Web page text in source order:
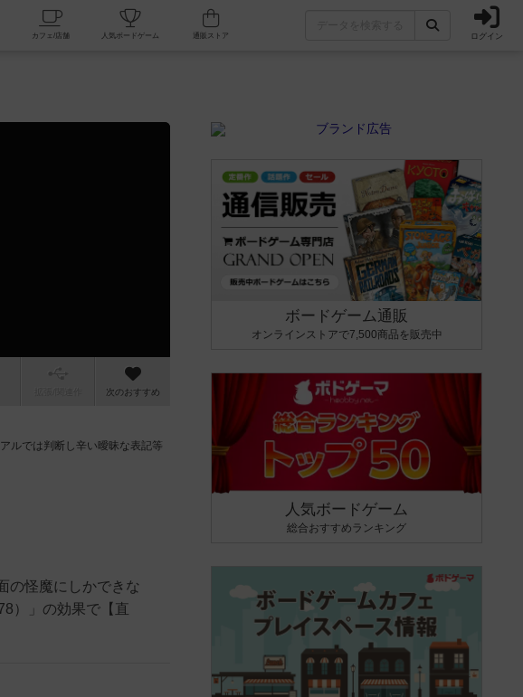
掲示板一覧 カフェ/店舗 人気ボードゲーム ログイン
次のおすすめ
ルでは判断し辛い曖昧な表記等
の怪魔にしかできな
）」の効果で【直
ボードゲーム通販
オンラインストアで7,500商品を販売中
人気ボードゲーム
総合おすすめランキング